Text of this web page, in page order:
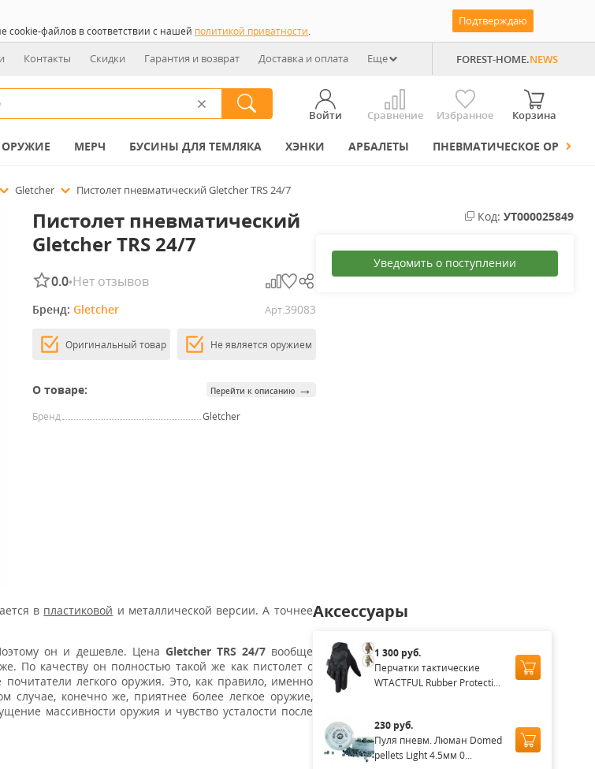
cookie-файлов в соответствии с нашей политикой приватности.
Подтверждаю
Контакты Скидки Гарантия и возврат Доставка и оплата Еще FOREST-HOME.NEWS
Войти Сравнение Избранное Корзина
МЕРЧ БУСИНЫ ДЛЯ ТЕМЛЯКА ХЭНКИ АРБАЛЕТЫ ПНЕВМАТИЧЕСКОЕ ОРУЖИЕ
Gletcher Пистолет пневматический Gletcher TRS 24/7
Пистолет пневматический
Gletcher TRS 24/7
0.0•Нет отзывов
Бренд: Gletcher Арт.39083
Оригинальный товар Не является оружием
О товаре: Перейти к описанию →
Бренд Gletcher
Код: УТ000025849
Уведомить о поступлении
в пластиковой и металлической версии. А точнее
он и дешевле. Цена Gletcher TRS 24/7вообще
По качеству он полностью такой же как пистолет с
легкого оружия. Это, как правило, именно
случае, конечно же, приятнее более легкое оружие,
массивности оружия и чувство усталости после
Аксессуары
1 300 руб.
Перчатки тактические
WTACTFUL Rubber Protecti...
230 руб.
Пуля пневм. Люман Domed
pellets Light 4.5мм 0...